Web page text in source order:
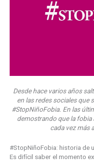
Desde hace varios años
en las redes sociales que
#StopNiñoFobia. En las
demostrando que la fobia
cada vez más
#StopNiñoFobia: historia de
Es difícil saber el momento